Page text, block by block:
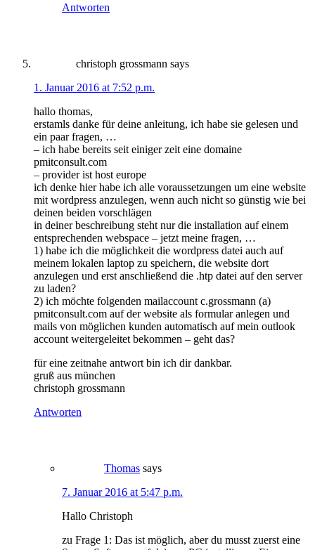
Antworten
christoph grossmann says
1. Januar 2016 at 7:52 p.m.
hallo thomas,
erstamls danke für deine anleitung, ich habe sie gelesen und
ein paar fragen, …
– ich habe bereits seit einiger zeit eine domaine
pmitconsult.com
– provider ist host europe
ich denke hier habe ich alle voraussetzungen um eine website
mit wordpress anzulegen, wenn auch nicht so günstig wie bei
deinen beiden vorschlägen
in deiner beschreibung steht nur die installation auf einem
entsprechenden webspace – jetzt meine fragen, …
1) habe ich die möglichkeit die wordpress datei auch auf
meinem lokalen laptop zu speichern, die website dort
anzulegen und erst anschließend die .htp datei auf den server
zu laden?
2) ich möchte folgenden mailaccount c.grossmann (a)
pmitconsult.com auf der website als formular anlegen und
mails von möglichen kunden automatisch auf mein outlook
account weitergeleitet bekommen – geht das?
für eine zeitnahe antwort bin ich dir dankbar.
gruß aus münchen
christoph grossmann
Antworten
Thomas says
7. Januar 2016 at 5:47 p.m.
Hallo Christoph
zu Frage 1: Das ist möglich, aber du musst zuerst eine